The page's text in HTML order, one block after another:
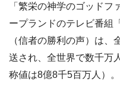
「繁栄の神学のゴッドフ
ープランドのテレビ番組
（信者の勝利の声）は
送され、全世界で数千万
称値は8億8千5百万人）